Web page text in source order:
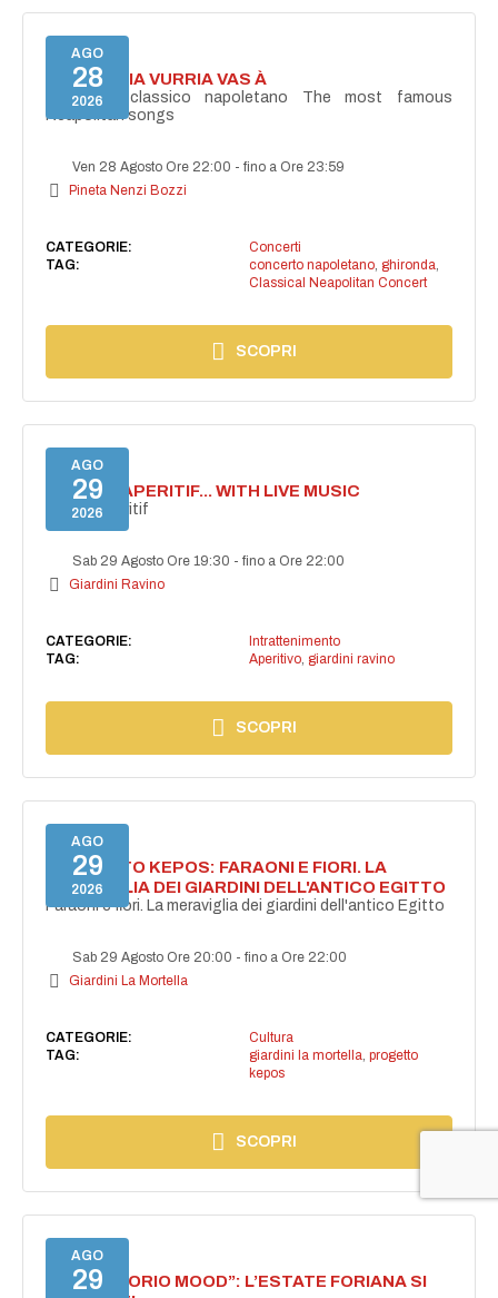
AGO
28
2026
I'TE VURRIA VURRIA VAS À
Concerto classico napoletano The most famous
Neapolitan songs
Ven 28 Agosto Ore 22:00 -fino a Ore 23:59
Pineta Nenzi Bozzi
CATEGORIE:
Concerti
TAG:
concerto napoletano, ghironda,
Classical Neapolitan Concert
SCOPRI
AGO
29
2026
SECRET APERITIF... WITH LIVE MUSIC
Secret aperitif
Sab 29 Agosto Ore 19:30 -fino a Ore 22:00
Giardini Ravino
CATEGORIE:
Intrattenimento
TAG:
Aperitivo, giardini ravino
SCOPRI
AGO
29
2026
PROGETTO KEPOS: FARAONI E FIORI. LA
MERAVIGLIA DEI GIARDINI DELL'ANTICO EGITTO
Faraoni e fiori. La meraviglia dei giardini dell'antico Egitto
Sab 29 Agosto Ore 20:00 -fino a Ore 22:00
Giardini La Mortella
CATEGORIE:
Cultura
TAG:
giardini la mortella, progetto
kepos
SCOPRI
AGO
29
NASCE “FORIO MOOD”: L’ESTATE FORIANA SI